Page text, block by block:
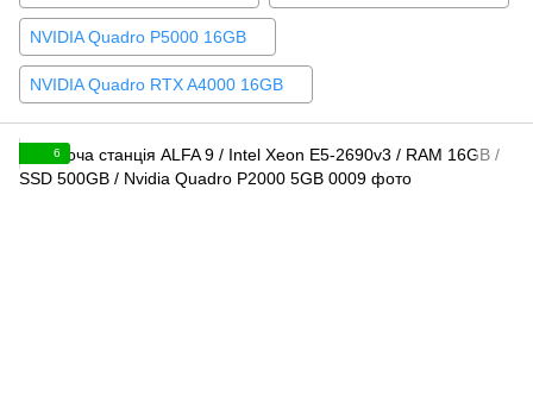
NVIDIA Quadro P5000 16GB
NVIDIA Quadro RTX A4000 16GB
6